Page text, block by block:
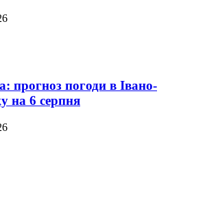
прогноз погоди в Івано-
на 6 серпня